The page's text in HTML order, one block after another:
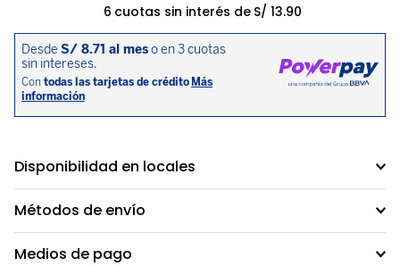
6 cuotas sin interés de S/ 13.90
Disponibilidad en locales
Métodos de envío
Medios de pago